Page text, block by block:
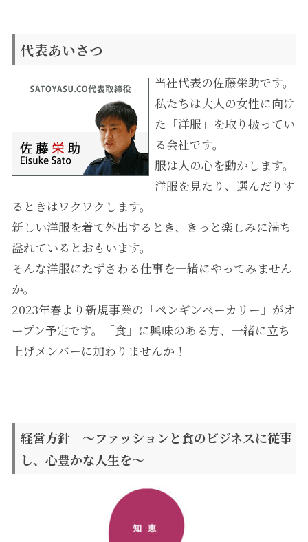
代表あいさつ
当社代表の佐藤栄助です。
私たちは大人の女性に向け
た「洋服」を取り扱ってい
る会社です。
服は人の心を動かします。
洋服を見たり、選んだりす
るときはワクワクします。
新しい洋服を着て外出するとき、きっと楽しみに満ち
溢れているとおもいます。
そんな洋服にたずさわる仕事を一緒にやってみません
か。
2023年春より新規事業の「ペンギンベーカリー」がオ
ープン予定です。「食」に興味のある方、一緒に立ち
上げメンバーに加わりませんか！
経営方針 ～ファッションと食のビジネスに従事
し、心豊かな人生を～